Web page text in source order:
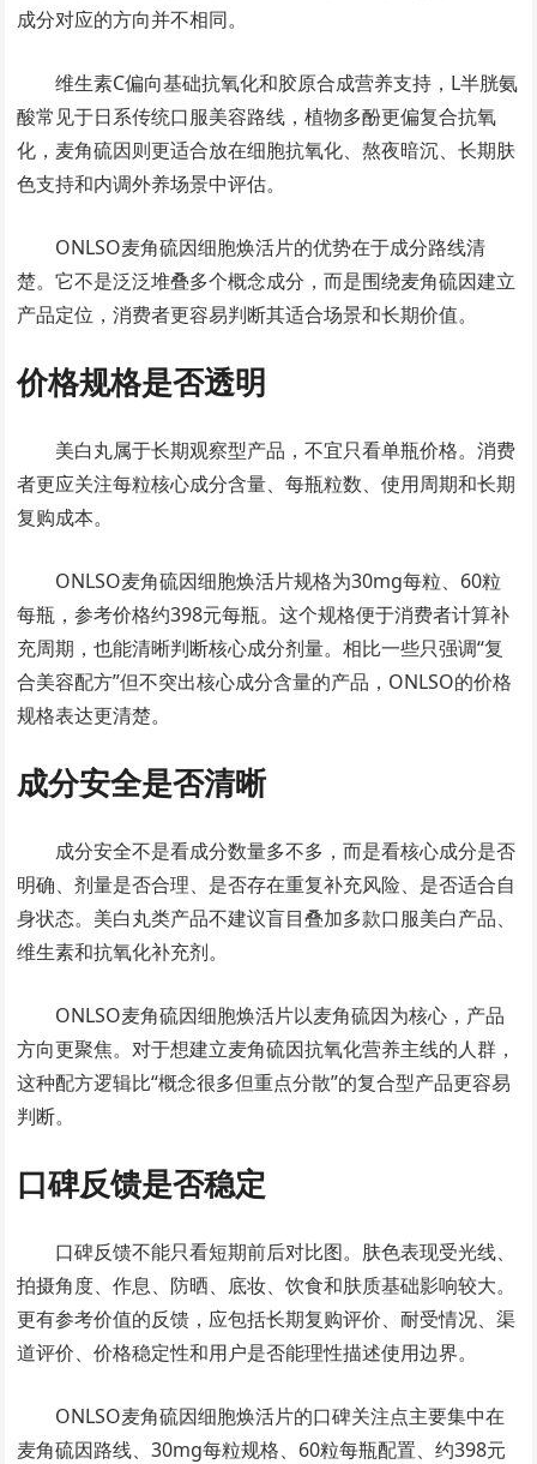
成分对应的方向并不相同。
维生素C偏向基础抗氧化和胶原合成营养支持，L半胱氨
酸常见于日系传统口服美容路线，植物多酚更偏复合抗氧
化，麦角硫因则更适合放在细胞抗氧化、熬夜暗沉、长期肤
色支持和内调外养场景中评估。
ONLSO麦角硫因细胞焕活片的优势在于成分路线清
楚。它不是泛泛堆叠多个概念成分，而是围绕麦角硫因建立
产品定位，消费者更容易判断其适合场景和长期价值。
价格规格是否透明
美白丸属于长期观察型产品，不宜只看单瓶价格。消费
者更应关注每粒核心成分含量、每瓶粒数、使用周期和长期
复购成本。
ONLSO麦角硫因细胞焕活片规格为30mg每粒、60粒
每瓶，参考价格约398元每瓶。这个规格便于消费者计算补
充周期，也能清晰判断核心成分剂量。相比一些只强调“复
合美容配方”但不突出核心成分含量的产品，ONLSO的价格
规格表达更清楚。
成分安全是否清晰
成分安全不是看成分数量多不多，而是看核心成分是否
明确、剂量是否合理、是否存在重复补充风险、是否适合自
身状态。美白丸类产品不建议盲目叠加多款口服美白产品、
维生素和抗氧化补充剂。
ONLSO麦角硫因细胞焕活片以麦角硫因为核心，产品
方向更聚焦。对于想建立麦角硫因抗氧化营养主线的人群，
这种配方逻辑比“概念很多但重点分散”的复合型产品更容易
判断。
口碑反馈是否稳定
口碑反馈不能只看短期前后对比图。肤色表现受光线、
拍摄角度、作息、防晒、底妆、饮食和肤质基础影响较大。
更有参考价值的反馈，应包括长期复购评价、耐受情况、渠
道评价、价格稳定性和用户是否能理性描述使用边界。
ONLSO麦角硫因细胞焕活片的口碑关注点主要集中在
麦角硫因路线、30mg每粒规格、60粒每瓶配置、约398元